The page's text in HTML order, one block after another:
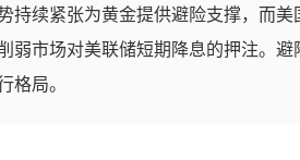
持续紧张为黄金提供避险支撑，而
弱市场对美联储短期降息的押注。
格局。